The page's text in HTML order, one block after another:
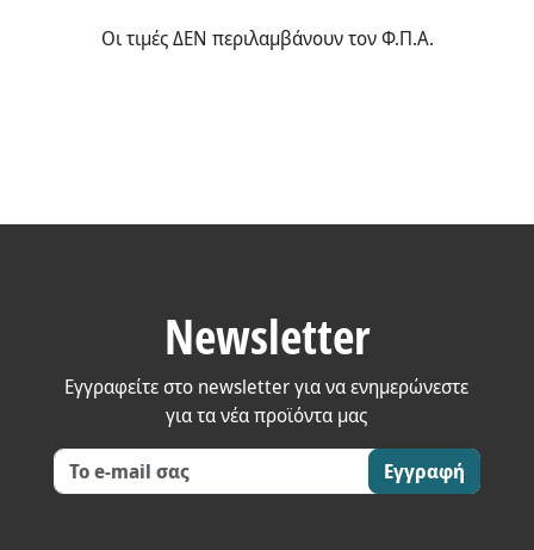
Οι τιμές ΔΕΝ περιλαμβάνουν τον Φ.Π.Α.
Newsletter
Εγγραφείτε στο newsletter για να ενημερώνεστε
για τα νέα προϊόντα μας
Εγγραφή